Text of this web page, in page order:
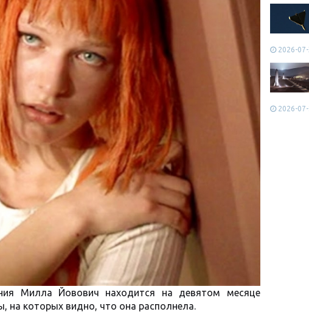
Милла Йовович находится на девятом месяце
на которых видно, что она располнела.
2026-07-
2026-07-